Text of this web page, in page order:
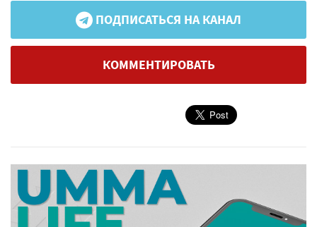
ПОДПИСАТЬСЯ НА КАНАЛ
КОММЕНТИРОВАТЬ